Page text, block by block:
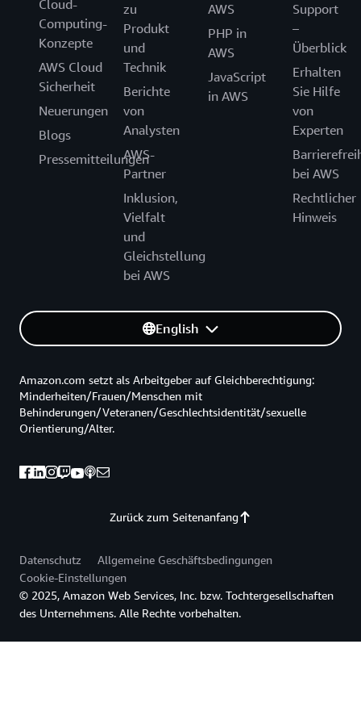
Cloud-
Computing-
Konzepte
AWS Cloud
Sicherheit
Neuerungen
Blogs
Pressemitteilungen
zu
Produkt
und
Technik
Berichte
von
Analysten
AWS-
Partner
Inklusion,
Vielfalt
und
Gleichstellung
bei AWS
AWS
PHP in
AWS
JavaScript
in AWS
Support
–
Überblick
Erhalten
Sie Hilfe
von
Experten
bei AWS
Rechtlicher
Hinweis
English
Zurück zum Seitenanfang
Amazon.com setzt als Arbeitgeber auf Gleichberechtigung:
Minderheiten/Frauen/Menschen mit
Behinderungen/Veteranen/Geschlechtsidentität/sexuelle
Orientierung/Alter.
Datenschutz
Allgemeine Geschäftsbedingungen
Cookie-Einstellungen
© 2025, Amazon Web Services, Inc. bzw. Tochtergesellschaften
des Unternehmens. Alle Rechte vorbehalten.